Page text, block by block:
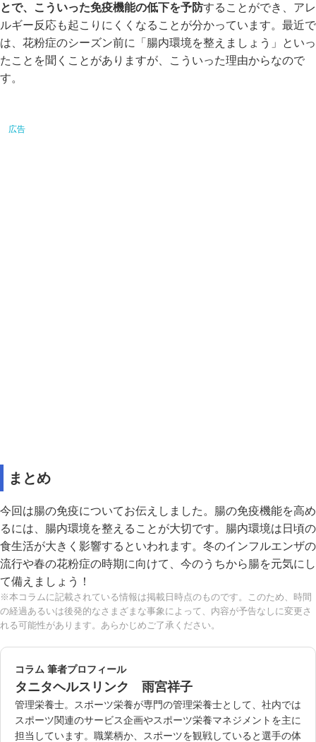
とで、こういった免疫機能の低下を予防することができ、アレ
ルギー反応も起こりにくくなることが分かっています。最近で
は、花粉症のシーズン前に「腸内環境を整えましょう」といっ
たことを聞くことがありますが、こういった理由からなので
す。
まとめ
今回は腸の免疫についてお伝えしました。腸の免疫機能を高め
るには、腸内環境を整えることが大切です。腸内環境は日頃の
食生活が大きく影響するといわれます。冬のインフルエンザの
流行や春の花粉症の時期に向けて、今のうちから腸を元気にし
て備えましょう！
※本コラムに記載されている情報は掲載日時点のものです。このため、時間
の経過あるいは後発的なさまざまな事象によって、内容が予告なしに変更さ
れる可能性があります。あらかじめご了承ください。
コラム 筆者プロフィール
タニタヘルスリンク 雨宮祥子
管理栄養士。スポーツ栄養が専門の管理栄養士として、社内では
スポーツ関連のサービス企画やスポーツ栄養マネジメントを主に
担当しています。職業柄か、スポーツを観戦していると選手の体